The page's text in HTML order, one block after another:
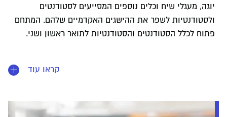
יוגה, מעגלי שיח וכלים נוספים המסייעים לסטודנטים
ולסטודנטיות לשפר את ההישגים האקדמיים שלהם. המתחם
פתוח לכלל הסטודנטים והסטודנטיות לתואר ראשון ושני.
קראו עוד